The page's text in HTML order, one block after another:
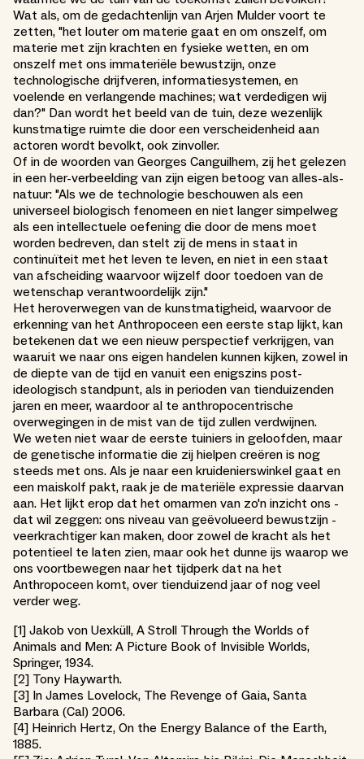
Wat als, om de gedachtenlijn van Arjen Mulder voort te
zetten, "het louter om materie gaat en om onszelf, om
materie met zijn krachten en fysieke wetten, en om
onszelf met ons immateriële bewustzijn, onze
technologische drijfveren, informatiesystemen, en
voelende en verlangende machines; wat verdedigen wij
dan?" Dan wordt het beeld van de tuin, deze wezenlijk
kunstmatige ruimte die door een verscheidenheid aan
actoren wordt bevolkt, ook zinvoller.
Of in de woorden van Georges Canguilhem, zij het gelezen
in een her-verbeelding van zijn eigen betoog van alles-als-
natuur: "Als we de technologie beschouwen als een
universeel biologisch fenomeen en niet langer simpelweg
als een intellectuele oefening die door de mens moet
worden bedreven, dan stelt zij de mens in staat in
continuïteit met het leven te leven, en niet in een staat
van afscheiding waarvoor wijzelf door toedoen van de
wetenschap verantwoordelijk zijn."
Het heroverwegen van de kunstmatigheid, waarvoor de
erkenning van het Anthropoceen een eerste stap lijkt, kan
betekenen dat we een nieuw perspectief verkrijgen, van
waaruit we naar ons eigen handelen kunnen kijken, zowel in
de diepte van de tijd en vanuit een enigszins post-
ideologisch standpunt, als in perioden van tienduizenden
jaren en meer, waardoor al te anthropocentrische
overwegingen in de mist van de tijd zullen verdwijnen.
We weten niet waar de eerste tuiniers in geloofden, maar
de genetische informatie die zij hielpen creëren is nog
steeds met ons. Als je naar een kruidenierswinkel gaat en
een maiskolf pakt, raak je de materiële expressie daarvan
aan. Het lijkt erop dat het omarmen van zo'n inzicht ons -
dat wil zeggen: ons niveau van geëvolueerd bewustzijn -
veerkrachtiger kan maken, door zowel de kracht als het
potentieel te laten zien, maar ook het dunne ijs waarop we
ons voortbewegen naar het tijdperk dat na het
Anthropoceen komt, over tienduizend jaar of nog veel
verder weg.
[1] Jakob von Uexküll, A Stroll Through the Worlds of
Animals and Men: A Picture Book of Invisible Worlds,
Springer, 1934.
[2] Tony Haywarth.
[3] In James Lovelock, The Revenge of Gaia, Santa
Barbara (Cal) 2006.
[4] Heinrich Hertz, On the Energy Balance of the Earth,
1885.